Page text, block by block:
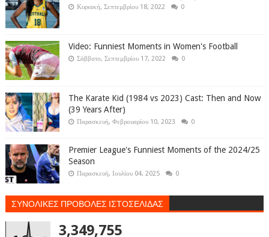
Κυριακή, Σεπτεμβρίου 18, 2022 0
Video: Funniest Moments in Women's Football
Σάββατο, Σεπτεμβρίου 17, 2022 0
The Karate Kid (1984 vs 2023) Cast: Then and Now
(39 Years After)
Παρασκευή, Φεβρουαρίου 10, 2023 0
Premier League's Funniest Moments of the 2024/25
Season
Παρασκευή, Ιουλίου 04, 2025 0
ΣΥΝΟΛΙΚΕΣ ΠΡΟΒΟΛΕΣ ΙΣΤΟΣΕΛΙΔΑΣ
3,349,755